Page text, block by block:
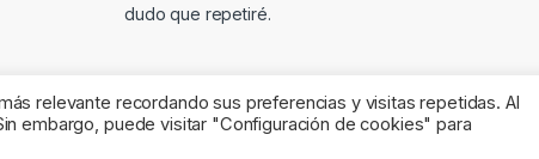
dudo que repetiré.
relevante recordando sus preferencias y visitas repetidas. Al
embargo, puede visitar "Configuración de cookies" para